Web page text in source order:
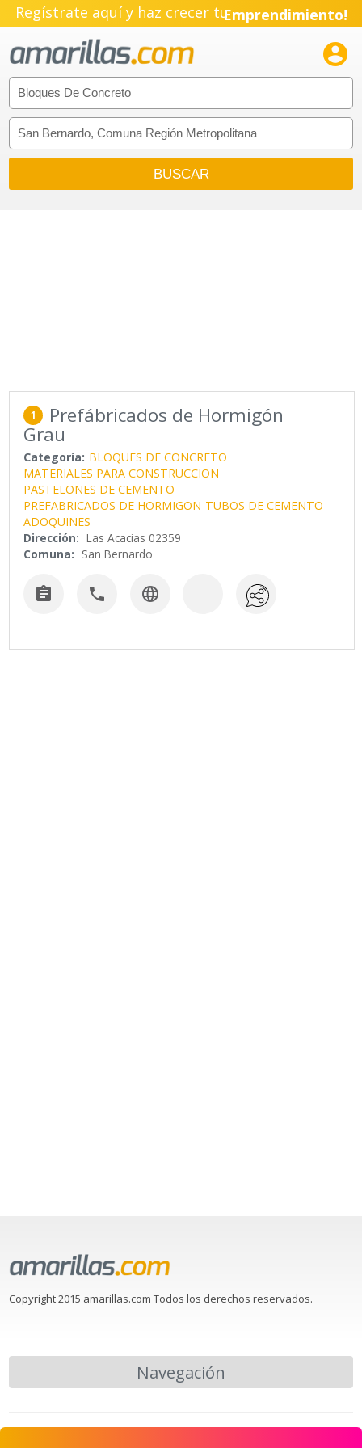
Regístrate aquí y haz crecer tuEmprendimiento!

1 Prefábricados de Hormigón
Grau
Categoría: BLOQUES DE CONCRETO
MATERIALES PARA CONSTRUCCION
PASTELONES DE CEMENTO
PREFABRICADOS DE HORMIGON TUBOS DE CEMENTO
ADOQUINES
Dirección: Las Acacias 02359
Comuna: San Bernardo
  
Copyright 2015 amarillas.com Todos los derechos reservados.
Navegación